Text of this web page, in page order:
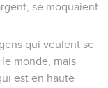
se moquaient
qui veulent se
monde, mais
est en haute